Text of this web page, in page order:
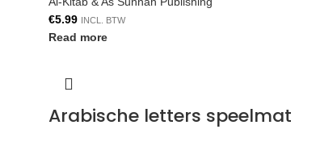
€5.99 INCL. BTW
Read more
Arabische letters speelmat